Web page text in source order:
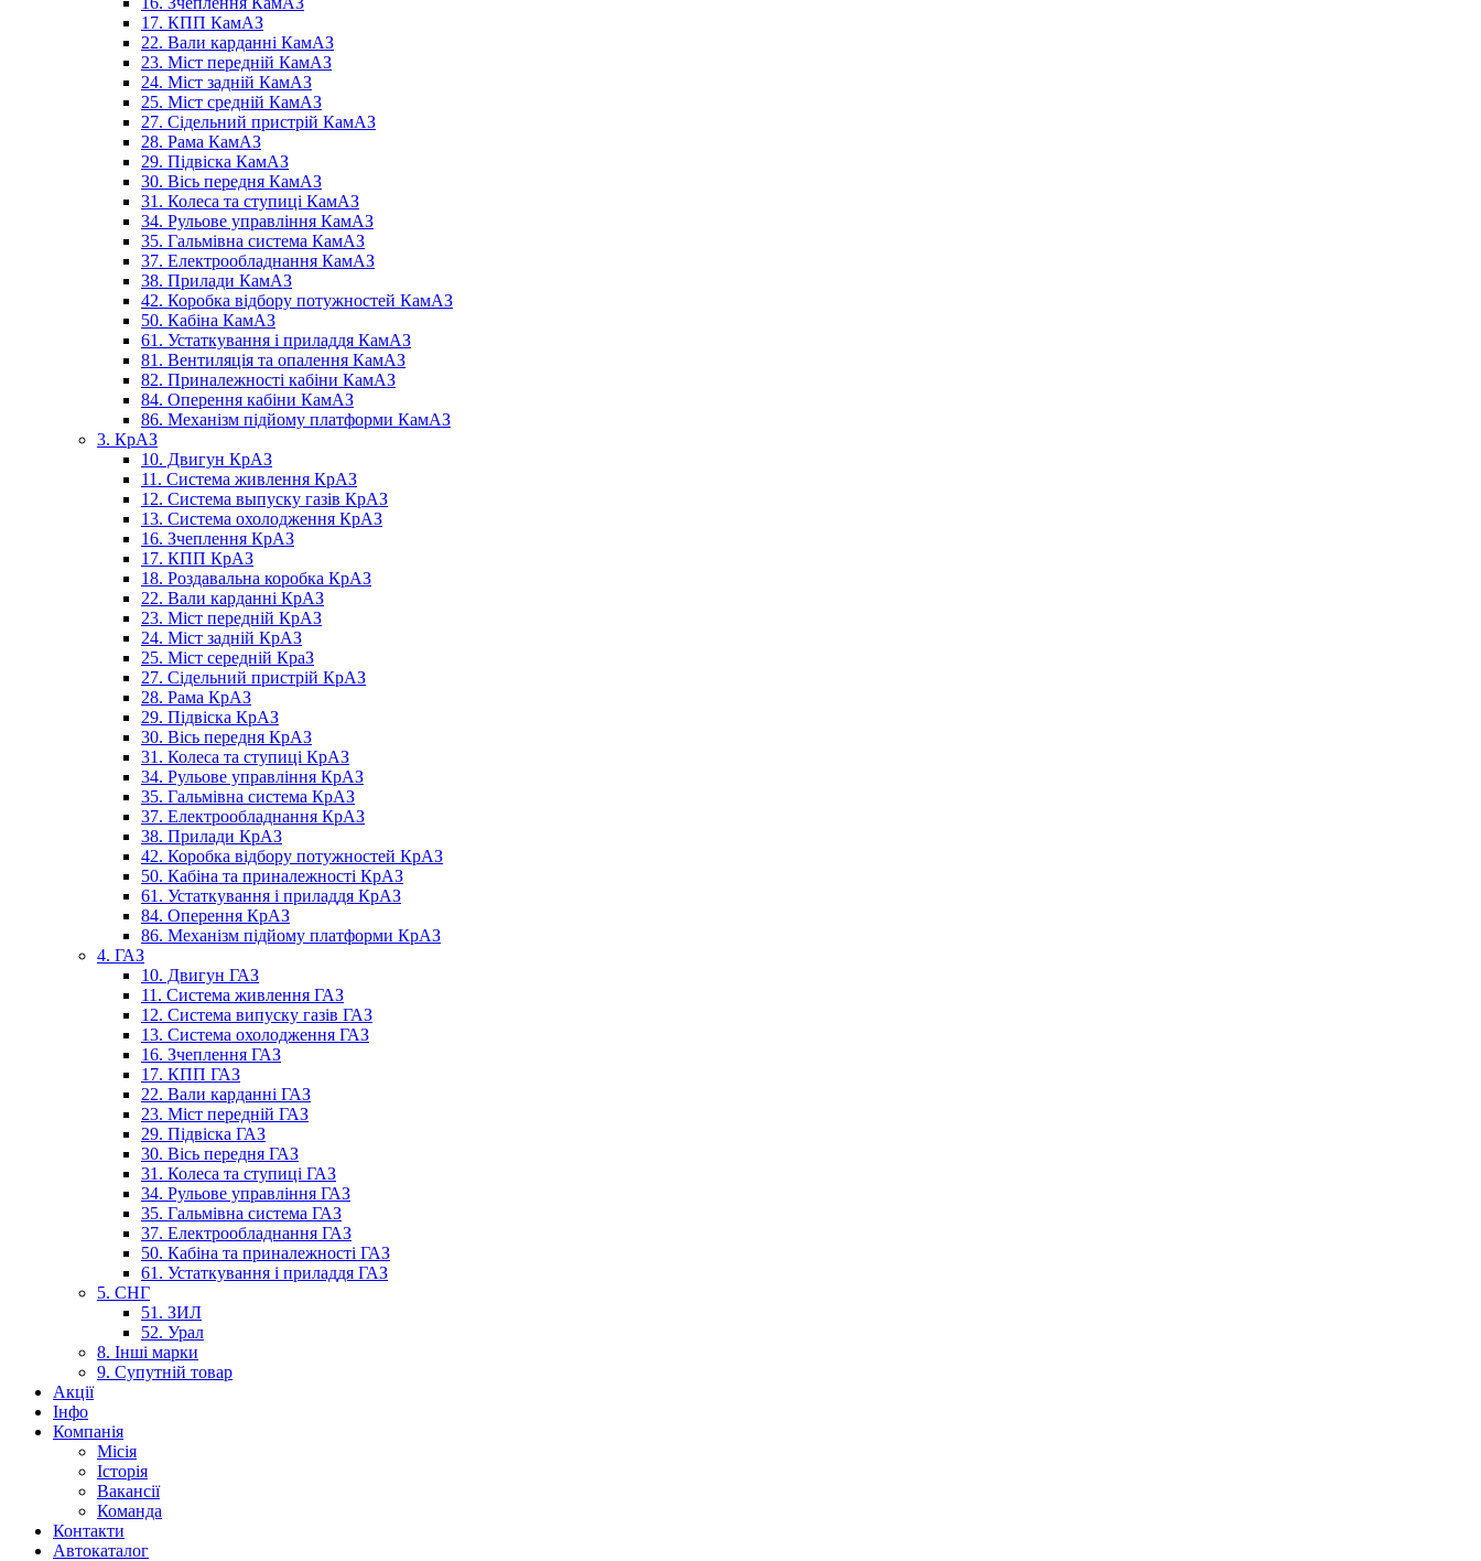
17. КПП КамАЗ
22. Вали карданні КамАЗ
23. Міст передній КамАЗ
24. Міст задній КамАЗ
25. Міст средній КамАЗ
27. Сідельний пристрій КамАЗ
28. Рама КамАЗ
29. Підвіска КамАЗ
30. Вісь передня КамАЗ
31. Колеса та ступиці КамАЗ
34. Рульове управління КамАЗ
35. Гальмівна система КамАЗ
37. Електрообладнання КамАЗ
38. Прилади КамАЗ
42. Коробка відбору потужностей КамАЗ
50. Кабіна КамАЗ
61. Устаткування і приладдя КамАЗ
81. Вентиляція та опалення КамАЗ
82. Приналежності кабіни КамАЗ
84. Оперення кабіни КамАЗ
86. Механізм підйому платформи КамАЗ
3. КрАЗ
10. Двигун КрАЗ
11. Система живлення КрАЗ
12. Система выпуску газів КрАЗ
13. Система охолодження КрАЗ
16. Зчеплення КрАЗ
17. КПП КрАЗ
18. Роздавальна коробка КрАЗ
22. Вали карданні КрАЗ
23. Міст передній КрАЗ
24. Міст задній КрАЗ
25. Міст середній КраЗ
27. Сідельний пристрій КрАЗ
28. Рама КрАЗ
29. Підвіска КрАЗ
30. Вісь передня КрАЗ
31. Колеса та ступиці КрАЗ
34. Рульове управління КрАЗ
35. Гальмівна система КрАЗ
37. Електрообладнання КрАЗ
38. Прилади КрАЗ
42. Коробка відбору потужностей КрАЗ
50. Кабіна та приналежності КрАЗ
61. Устаткування і приладдя КрАЗ
84. Оперення КрАЗ
86. Механізм підйому платформи КрАЗ
4. ГАЗ
10. Двигун ГАЗ
11. Система живлення ГАЗ
12. Система випуску газів ГАЗ
13. Система охолодження ГАЗ
16. Зчеплення ГАЗ
17. КПП ГАЗ
22. Вали карданні ГАЗ
23. Міст передній ГАЗ
29. Підвіска ГАЗ
30. Вісь передня ГАЗ
31. Колеса та ступиці ГАЗ
34. Рульове управління ГАЗ
35. Гальмівна система ГАЗ
37. Електрообладнання ГАЗ
50. Кабіна та приналежності ГАЗ
61. Устаткування і приладдя ГАЗ
5. СНГ
51. ЗИЛ
52. Урал
8. Інші марки
9. Супутній товар
Акції
Інфо
Компанія
Місія
Історія
Вакансії
Команда
Контакти
Автокаталог